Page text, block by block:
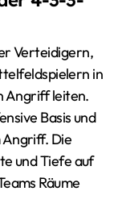
Verteidigern,
in
Angriff leiten.
Basis und
Angriff. Die
und Tiefe auf
Räume